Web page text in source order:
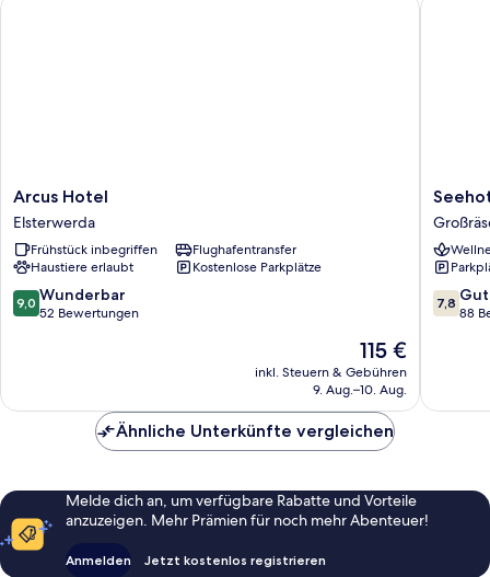
Arcus
Hotel
Elsterwerda
Arcus Hotel
Elsterwerda
Frühstück inbegriffen
Flughafentransfer
Haustiere erlaubt
Kostenlose Parkplätze
9.0
von
9,0 Wunderbar
52 Bewertungen
Der
Preis
beträgt
115 €
inkl. Steuern & Gebühren
9. Aug.–10. Aug.
7.8
von
7,8 Gut
88
Ähnliche Unterkünfte vergleichen
Melde dich an, um verfügbare Rabatte und Vorteile
anzuzeigen. Mehr Prämien für noch mehr Abenteuer!
Anmelden Jetzt kostenlos registrieren